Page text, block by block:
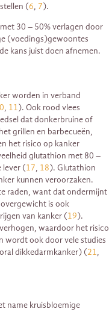
(6, 7).
30 – 50% verlagen door
(voedings)gewoontes
kans juist doen afnemen.
worden in verband
, 11). Ook rood vlees
dat donkerbruine of
grillen en barbecueën,
het risico op kanker
glutathion met 80 –
lever (17, 18). Glutathion
kunnen veroorzaken.
raden, want dat ondermijnt
is ook
van kanker (19).
waardoor het risico
wordt ook door vele studies
dikkedarmkanker) (21,
name kruisbloemige